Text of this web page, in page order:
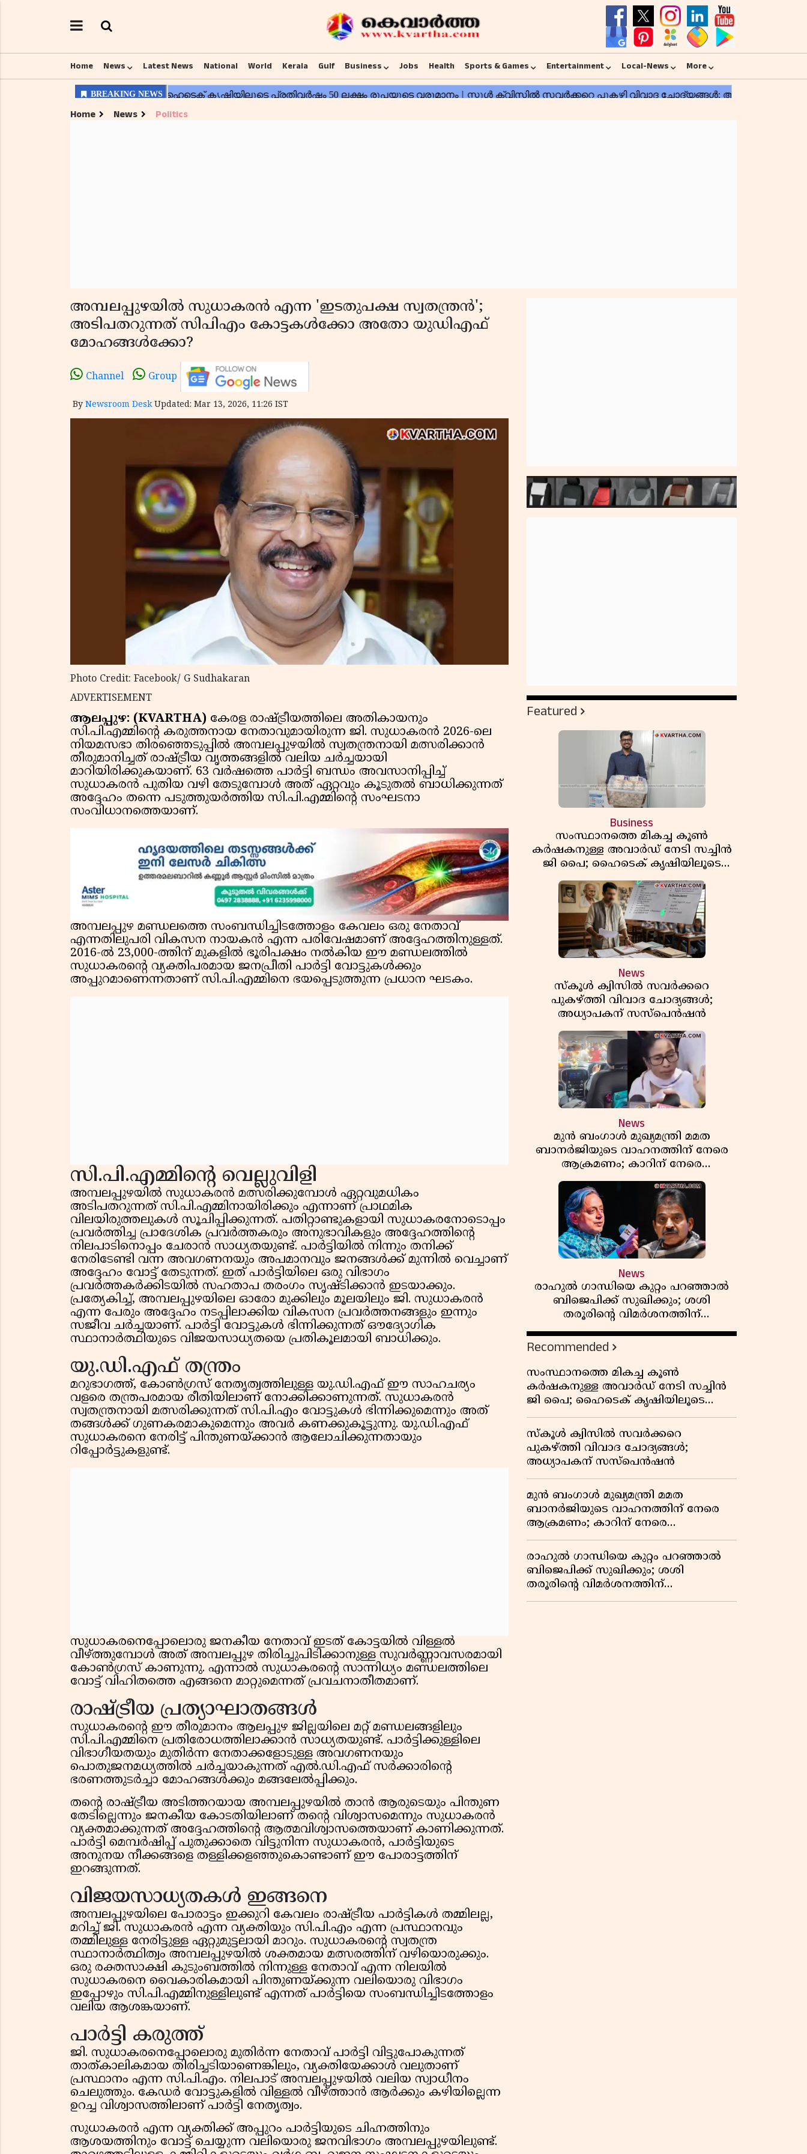
Home News Latest News National World Kerala Gulf Business Jobs Health Sports & Games Entertainment Local-News More
Home News Politics
അമ്പലപ്പുഴയിൽ സുധാകരൻ എന്ന 'ഇടതുപക്ഷ സ്വതന്ത്രൻ';
അടിപതറുന്നത് സിപിഎം കോട്ടകൾക്കോ അതോ യുഡിഎഫ്
മോഹങ്ങൾക്കോ?
Channel Group
By Newsroom Desk Updated: Mar 13, 2026, 11:26 IST
Photo Credit: Facebook/ G Sudhakaran
ADVERTISEMENT
ആലപ്പുഴ: (KVARTHA) കേരള രാഷ്ട്രീയത്തിലെ അതികായനും
സി.പി.എമ്മിന്റെ കരുത്തനായ നേതാവുമായിരുന്ന ജി. സുധാകരൻ 2026-ലെ
നിയമസഭാ തിരഞ്ഞെടുപ്പിൽ അമ്പലപ്പുഴയിൽ സ്വതന്ത്രനായി മത്സരിക്കാൻ
തീരുമാനിച്ചത് രാഷ്ട്രീയ വൃത്തങ്ങളിൽ വലിയ ചർച്ചയായി
മാറിയിരിക്കുകയാണ്. 63 വർഷത്തെ പാർട്ടി ബന്ധം അവസാനിപ്പിച്ച്
സുധാകരൻ പുതിയ വഴി തേടുമ്പോൾ അത് ഏറ്റവും കൂടുതൽ ബാധിക്കുന്നത്
അദ്ദേഹം തന്നെ പടുത്തുയർത്തിയ സി.പി.എമ്മിന്റെ സംഘടനാ
സംവിധാനത്തെയാണ്.
അമ്പലപ്പുഴ മണ്ഡലത്തെ സംബന്ധിച്ചിടത്തോളം കേവലം ഒരു നേതാവ്
എന്നതിലുപരി വികസന നായകൻ എന്ന പരിവേഷമാണ് അദ്ദേഹത്തിനുള്ളത്.
2016-ൽ 23,000-ത്തിന് മുകളിൽ ഭൂരിപക്ഷം നൽകിയ ഈ മണ്ഡലത്തിൽ
സുധാകരന്റെ വ്യക്തിപരമായ ജനപ്രീതി പാർട്ടി വോട്ടുകൾക്കും
അപ്പുറമാണെന്നതാണ് സി.പി.എമ്മിനെ ഭയപ്പെടുത്തുന്ന പ്രധാന ഘടകം.
സി.പി.എമ്മിന്റെ വെല്ലുവിളി
അമ്പലപ്പുഴയിൽ സുധാകരൻ മത്സരിക്കുമ്പോൾ ഏറ്റവുമധികം
അടിപതറുന്നത് സി.പി.എമ്മിനായിരിക്കും എന്നാണ് പ്രാഥമിക
വിലയിരുത്തലുകൾ സൂചിപ്പിക്കുന്നത്. പതിറ്റാണ്ടുകളായി സുധാകരനോടൊപ്പം
പ്രവർത്തിച്ച പ്രാദേശിക പ്രവർത്തകരും അനുഭാവികളും അദ്ദേഹത്തിന്റെ
നിലപാടിനൊപ്പം ചേരാൻ സാധ്യതയുണ്ട്. പാർട്ടിയിൽ നിന്നും തനിക്ക്
നേരിടേണ്ടി വന്ന അവഗണനയും അപമാനവും ജനങ്ങൾക്ക് മുന്നിൽ വെച്ചാണ്
അദ്ദേഹം വോട്ട് തേടുന്നത്. ഇത് പാർട്ടിയിലെ ഒരു വിഭാഗം
പ്രവർത്തകർക്കിടയിൽ സഹതാപ തരംഗം സൃഷ്ടിക്കാൻ ഇടയാക്കും.
പ്രത്യേകിച്ച്, അമ്പലപ്പുഴയിലെ ഓരോ മുക്കിലും മൂലയിലും ജി. സുധാകരൻ
എന്ന പേരും അദ്ദേഹം നടപ്പിലാക്കിയ വികസന പ്രവർത്തനങ്ങളും ഇന്നും
സജീവ ചർച്ചയാണ്. പാർട്ടി വോട്ടുകൾ ഭിന്നിക്കുന്നത് ഔദ്യോഗിക
സ്ഥാനാർത്ഥിയുടെ വിജയസാധ്യതയെ പ്രതികൂലമായി ബാധിക്കും.
യു.ഡി.എഫ് തന്ത്രം
മറുഭാഗത്ത്, കോൺഗ്രസ് നേതൃത്വത്തിലുള്ള യു.ഡി.എഫ് ഈ സാഹചര്യം
വളരെ തന്ത്രപരമായ രീതിയിലാണ് നോക്കിക്കാണുന്നത്. സുധാകരൻ
സ്വതന്ത്രനായി മത്സരിക്കുന്നത് സി.പി.എം വോട്ടുകൾ ഭിന്നിക്കുമെന്നും അത്
തങ്ങൾക്ക് ഗുണകരമാകുമെന്നും അവർ കണക്കുകൂട്ടുന്നു. യു.ഡി.എഫ്
സുധാകരനെ നേരിട്ട് പിന്തുണയ്ക്കാൻ ആലോചിക്കുന്നതായും
റിപ്പോർട്ടുകളുണ്ട്.
സുധാകരനെപ്പോലൊരു ജനകീയ നേതാവ് ഇടത് കോട്ടയിൽ വിള്ളൽ
വീഴ്ത്തുമ്പോൾ അത് അമ്പലപ്പുഴ തിരിച്ചുപിടിക്കാനുള്ള സുവർണ്ണാവസരമായി
കോൺഗ്രസ് കാണുന്നു. എന്നാൽ സുധാകരന്റെ സാന്നിധ്യം മണ്ഡലത്തിലെ
വോട്ട് വിഹിതത്തെ എങ്ങനെ മാറ്റുമെന്നത് പ്രവചനാതീതമാണ്.
രാഷ്ട്രീയ പ്രത്യാഘാതങ്ങൾ
സുധാകരന്റെ ഈ തീരുമാനം ആലപ്പുഴ ജില്ലയിലെ മറ്റ് മണ്ഡലങ്ങളിലും
സി.പി.എമ്മിനെ പ്രതിരോധത്തിലാക്കാൻ സാധ്യതയുണ്ട്. പാർട്ടിക്കുള്ളിലെ
വിഭാഗീയതയും മുതിർന്ന നേതാക്കളോടുള്ള അവഗണനയും
പൊതുജനമധ്യത്തിൽ ചർച്ചയാകുന്നത് എൽ.ഡി.എഫ് സർക്കാരിന്റെ
ഭരണത്തുടർച്ചാ മോഹങ്ങൾക്കും മങ്ങലേൽപ്പിക്കും.
തന്റെ രാഷ്ട്രീയ അടിത്തറയായ അമ്പലപ്പുഴയിൽ താൻ ആരുടെയും പിന്തുണ
തേടില്ലെന്നും ജനകീയ കോടതിയിലാണ് തന്റെ വിശ്വാസമെന്നും സുധാകരൻ
വ്യക്തമാക്കുന്നത് അദ്ദേഹത്തിന്റെ ആത്മവിശ്വാസത്തെയാണ് കാണിക്കുന്നത്.
പാർട്ടി മെമ്പർഷിപ്പ് പുതുക്കാതെ വിട്ടുനിന്ന സുധാകരൻ, പാർട്ടിയുടെ
അനുനയ നീക്കങ്ങളെ തള്ളിക്കളഞ്ഞുകൊണ്ടാണ് ഈ പോരാട്ടത്തിന്
ഇറങ്ങുന്നത്.
വിജയസാധ്യതകൾ ഇങ്ങനെ
അമ്പലപ്പുഴയിലെ പോരാട്ടം ഇക്കുറി കേവലം രാഷ്ട്രീയ പാർട്ടികൾ തമ്മിലല്ല,
മറിച്ച് ജി. സുധാകരൻ എന്ന വ്യക്തിയും സി.പി.എം എന്ന പ്രസ്ഥാനവും
തമ്മിലുള്ള നേരിട്ടുള്ള ഏറ്റുമുട്ടലായി മാറും. സുധാകരന്റെ സ്വതന്ത്ര
സ്ഥാനാർത്ഥിത്വം അമ്പലപ്പുഴയിൽ ശക്തമായ മത്സരത്തിന് വഴിയൊരുക്കും.
ഒരു രക്തസാക്ഷി കുടുംബത്തിൽ നിന്നുള്ള നേതാവ് എന്ന നിലയിൽ
സുധാകരനെ വൈകാരികമായി പിന്തുണയ്ക്കുന്ന വലിയൊരു വിഭാഗം
ഇപ്പോഴും സി.പി.എമ്മിനുള്ളിലുണ്ട് എന്നത് പാർട്ടിയെ സംബന്ധിച്ചിടത്തോളം
വലിയ ആശങ്കയാണ്.
​പാർട്ടി കരുത്ത്
​ജി. സുധാകരനെപ്പോലൊരു മുതിർന്ന നേതാവ് പാർട്ടി വിട്ടുപോകുന്നത്
താത്കാലികമായ തിരിച്ചടിയാണെങ്കിലും, വ്യക്തിയേക്കാൾ വലുതാണ്
പ്രസ്ഥാനം എന്ന സി.പി.എം. നിലപാട് അമ്പലപ്പുഴയിൽ വലിയ സ്വാധീനം
ചെലുത്തും. കേഡർ വോട്ടുകളിൽ വിള്ളൽ വീഴ്ത്താൻ ആർക്കും കഴിയില്ലെന്ന
ഉറച്ച വിശ്വാസത്തിലാണ് പാർട്ടി നേതൃത്വം.
സുധാകരൻ എന്ന വ്യക്തിക്ക് അപ്പുറം പാർട്ടിയുടെ ചിഹ്നത്തിനും
ആശയത്തിനും വോട്ട് ചെയ്യുന്ന വലിയൊരു ജനവിഭാഗം അമ്പലപ്പുഴയിലുണ്ട്.
Featured
Business
സംസ്ഥാനത്തെ മികച്ച കൂൺ
കർഷകനുള്ള അവാർഡ് നേടി സച്ചിൻ
ജി പൈ; ഹൈടെക് കൃഷിയിലൂടെ
പ്രതിവർഷം 50 ലക്ഷം രൂപയുടെ
വരുമാനം
News
സ്കൂൾ ക്വിസിൽ സവർക്കറെ
പുകഴ്ത്തി വിവാദ ചോദ്യങ്ങൾ;
അധ്യാപകന് സസ്പെൻഷൻ
News
മുൻ ബംഗാൾ മുഖ്യമന്ത്രി മമത
ബാനർജിയുടെ വാഹനത്തിന് നേരെ
ആക്രമണം; കാറിന് നേരെ
പാഞ്ഞുകയറി അക്രമികൾ
News
രാഹുൽ ഗാന്ധിയെ കുറ്റം പറഞ്ഞാൽ
ബിജെപിക്ക് സുഖിക്കും; ശശി
തരൂരിന്റെ വിമർശനത്തിന്
മറുപടിയുമായി കെ സി
വേണുഗോപാൽ
Recommended
സംസ്ഥാനത്തെ മികച്ച കൂൺ
കർഷകനുള്ള അവാർഡ് നേടി സച്ചിൻ
ജി പൈ; ഹൈടെക് കൃഷിയിലൂടെ
പ്രതിവർഷം 50 ലക്ഷം രൂപയുടെ
വരുമാനം
സ്കൂൾ ക്വിസിൽ സവർക്കറെ
പുകഴ്ത്തി വിവാദ ചോദ്യങ്ങൾ;
അധ്യാപകന് സസ്പെൻഷൻ
മുൻ ബംഗാൾ മുഖ്യമന്ത്രി മമത
ബാനർജിയുടെ വാഹനത്തിന് നേരെ
ആക്രമണം; കാറിന് നേരെ
പാഞ്ഞുകയറി അക്രമികൾ
രാഹുൽ ഗാന്ധിയെ കുറ്റം പറഞ്ഞാൽ
ബിജെപിക്ക് സുഖിക്കും; ശശി
തരൂരിന്റെ വിമർശനത്തിന്
മറുപടിയുമായി കെ സി